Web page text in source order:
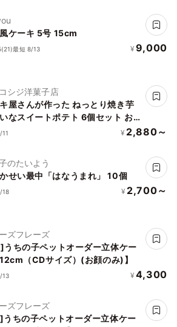
ケーキ 5号 15cm
(21)最短 8/13 ¥ 9,000
シジ洋菓子店
屋さんが作った ねっとり焼き芋
なスイートポテト 6個セット お
¥ 2,880～
のたいよう
せい最中「はなうまれ」 10個
18 ¥ 2,700～
ズフレーズ
ちの子ペットオーダー立体ケー
（CDサイズ）(お顔のみ)】
13 ¥ 4,300
ズフレーズ
ちの子ペットオーダー立体ケー